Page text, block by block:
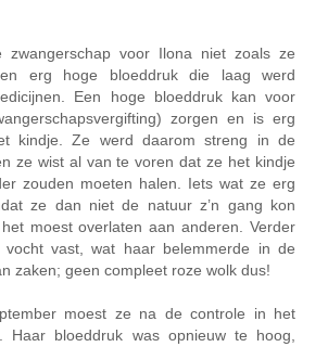
zwangerschap voor Ilona niet zoals ze
erg hoge bloeddruk die laag werd
Een hoge bloeddruk kan voor
zorgen en is erg
kindje. Ze werd daarom streng in de
ze wist al van te voren dat ze het kindje
zouden moeten halen. Iets wat ze erg
ze dan niet de natuur z’n gang kon
moest overlaten aan anderen. Verder
vast, wat haar belemmerde in de
zaken; geen compleet roze wolk dus!
moest ze na de controle in het
Haar bloeddruk was opnieuw te hoog,